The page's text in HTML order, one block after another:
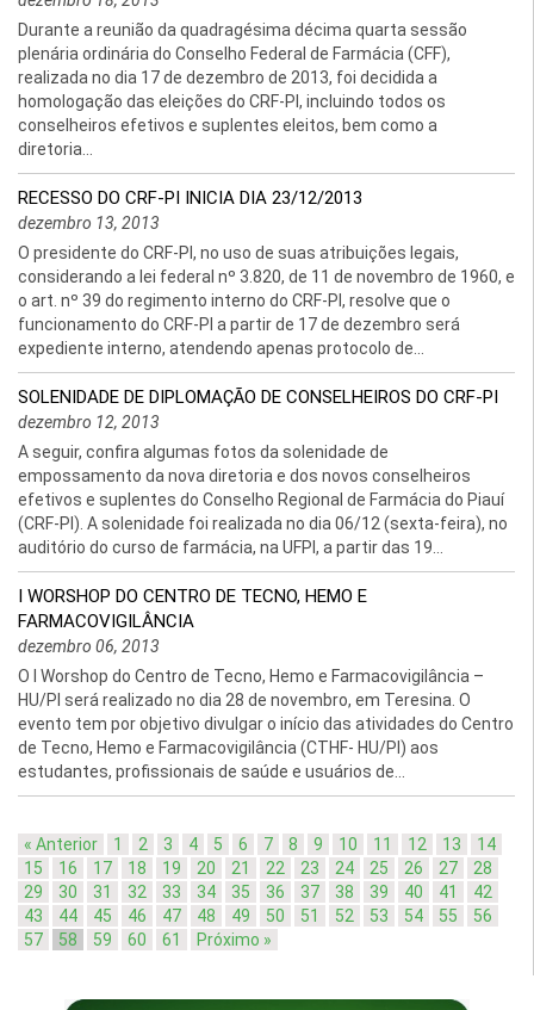
Durante a reunião da quadragésima décima quarta sessão
plenária ordinária do Conselho Federal de Farmácia (CFF),
realizada no dia 17 de dezembro de 2013, foi decidida a
homologação das eleições do CRF-PI, incluindo todos os
conselheiros efetivos e suplentes eleitos, bem como a
diretoria...
RECESSO DO CRF-PI INICIA DIA 23/12/2013
dezembro 13, 2013
O presidente do CRF-PI, no uso de suas atribuições legais,
considerando a lei federal nº 3.820, de 11 de novembro de 1960, e
o art. nº 39 do regimento interno do CRF-PI, resolve que o
funcionamento do CRF-PI a partir de 17 de dezembro será
expediente interno, atendendo apenas protocolo de...
SOLENIDADE DE DIPLOMAÇÃO DE CONSELHEIROS DO CRF-PI
dezembro 12, 2013
A seguir, confira algumas fotos da solenidade de
empossamento da nova diretoria e dos novos conselheiros
efetivos e suplentes do Conselho Regional de Farmácia do Piauí
(CRF-PI). A solenidade foi realizada no dia 06/12 (sexta-feira), no
auditório do curso de farmácia, na UFPI, a partir das 19...
I WORSHOP DO CENTRO DE TECNO, HEMO E
FARMACOVIGILÂNCIA
dezembro 06, 2013
O I Worshop do Centro de Tecno, Hemo e Farmacovigilância –
HU/PI será realizado no dia 28 de novembro, em Teresina. O
evento tem por objetivo divulgar o início das atividades do Centro
de Tecno, Hemo e Farmacovigilância (CTHF- HU/PI) aos
estudantes, profissionais de saúde e usuários de...
« Anterior 1 2 3 4 5 6 7 8 9 10 11 12 13
14
15
16 17 18 19 20 21 22 23 24 25 26 27
28
29
30 31 32 33 34 35 36 37 38 39 40 41
42
43
44 45 46 47 48 49 50 51 52 53 54 55
56
57
58 59 60 61 Próximo »